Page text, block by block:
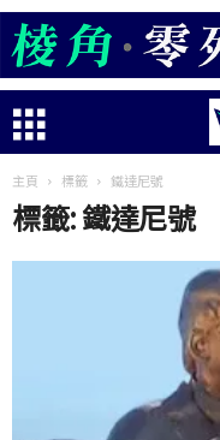
主頁 標籤 鐵達尼號
標籤: 鐵達尼號